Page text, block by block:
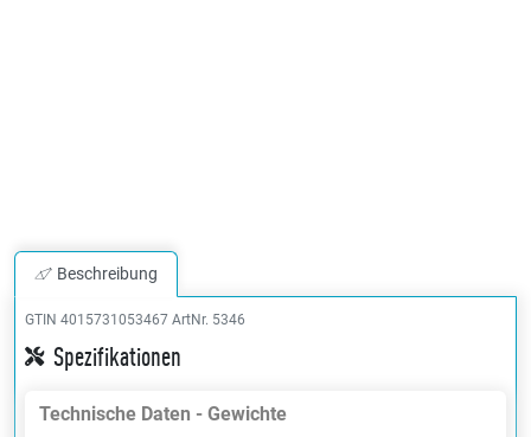
Beschreibung
GTIN 4015731053467 ArtNr. 5346
Spezifikationen
Technische Daten - Gewichte